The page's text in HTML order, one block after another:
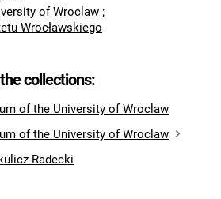
of Wroclaw ;
Wrocławskiego
collections:
of the University of Wroclaw
of the University of Wroclaw
Radecki